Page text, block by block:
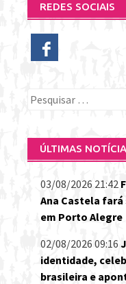
REDES SOCIAIS
Pesquisar
ÚLTIMAS
03/08/2026 21:42
Ana Castela
em Porto Alegre
02/08/2026 09:16
identidade,
brasileira e